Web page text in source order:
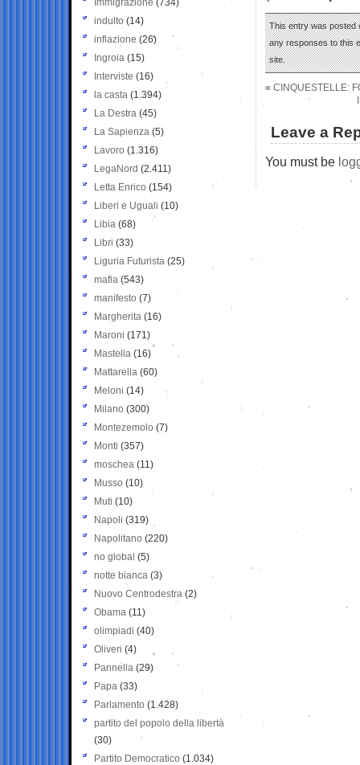
This entry was posted
any responses to this
site.
« CINQUESTELLE:
Leave a
You must be
Immigrazione (734)
indulto (14)
inflazione (26)
Ingroia (15)
Interviste (16)
la casta (1.394)
La Destra (45)
La Sapienza (5)
Lavoro (1.316)
LegaNord (2.411)
Letta Enrico (154)
Liberi e Uguali (10)
Libia (68)
Libri (33)
Liguria Futurista (25)
mafia (543)
manifesto (7)
Margherita (16)
Maroni (171)
Mastella (16)
Mattarella (60)
Meloni (14)
Milano (300)
Montezemolo (7)
Monti (357)
moschea (11)
Musso (10)
Muti (10)
Napoli (319)
Napolitano (220)
no global (5)
notte bianca (3)
Nuovo Centrodestra (2)
Obama (11)
olimpiadi (40)
Oliveri (4)
Pannella (29)
Papa (33)
Parlamento (1.428)
partito del popolo della libertà
(30)
Partito Democratico (1.034)